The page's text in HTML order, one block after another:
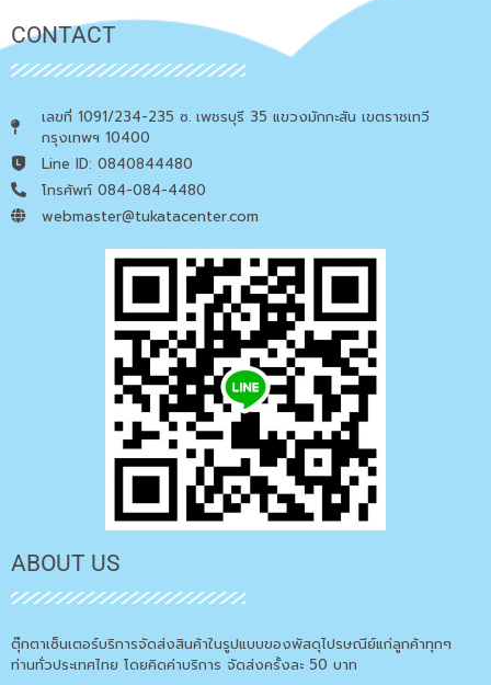
CONTACT
เลขที่ 1091/234-235 ซ. เพชรบุรี 35 แขวงมักกะสัน เขตราชเทวี
กรุงเทพฯ 10400
Line ID: 0840844480
โทรศัพท์ 084-084-4480
webmaster@tukatacenter.com
ABOUT US
ตุ๊กตาเซ็นเตอร์บริการจัดส่งสินค้าในรูปแบบของพัสดุไปรษณีย์แก่ลูกค้าทุกๆ
ท่านทั่วประเทศไทย โดยคิดค่าบริการ จัดส่งครั้งละ 50 บาท